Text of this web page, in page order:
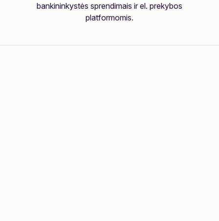
bankininkystės sprendimais ir el. prekybos
platformomis.